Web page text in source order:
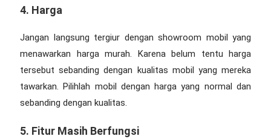
4. Harga
Jangan langsung tergiur dengan showroom mobil yang
menawarkan harga murah. Karena belum tentu harga
tersebut sebanding dengan kualitas mobil yang mereka
tawarkan. Pilihlah mobil dengan harga yang normal dan
sebanding dengan kualitas.
5. Fitur Masih Berfungsi